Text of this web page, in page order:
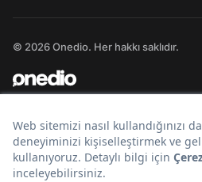
© 2026 Onedio. Her hakkı saklıdır.
Bir markasıdır.